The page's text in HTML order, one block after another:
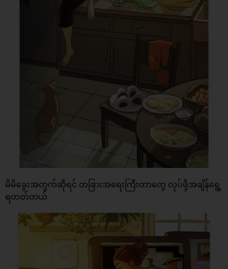
မိမိခွေးအတွက်ဆိုရင် တခြားအရေးကြီးတာတွေ လုပ်ဖို့အချိန်ရွေ့
ရတတ်တယ်